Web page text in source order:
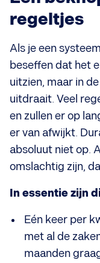
regeltjes
Als je een
beseffen dat het
uitzien, maar in
uitdraait. Veel
en zullen er op
er van afwijkt.
absoluut niet op.
omslachtig zijn,
In essentie zijn
Eén keer per
met al de
maanden